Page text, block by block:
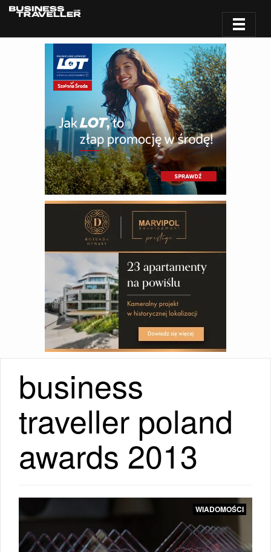
business
traveller poland
awards 2013
WIADOMOŚCI